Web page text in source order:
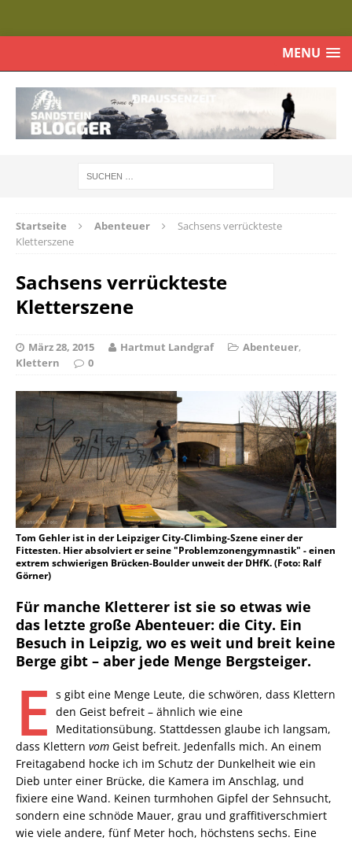
MENU
Startseite Abenteuer
Sachsens verrückteste
Kletterszene
Sachsens verrückteste
Kletterszene
März 28, 2015 Hartmut Landgraf Abenteuer,
Klettern
0
Tom Gehler ist in der Leipziger City-Climbing-Szene einer der
Fittesten. Hier absolviert er seine "Problemzonengymnastik" - einen
extrem schwierigen Brücken-Boulder unweit der DHfK. (Foto: Ralf
Görner)
Für manche Kletterer ist sie so etwas wie
das letzte große Abenteuer: die City. Ein
Besuch in Leipzig, wo es weit und breit keine
Berge gibt – aber jede Menge Bergsteiger.
E s gibt eine Menge Leute, die schwören, dass Klettern
den Geist befreit – ähnlich wie eine
Meditationsübung. Stattdessen glaube ich langsam,
dass Klettern vom Geist befreit. Jedenfalls mich. An einem
Freitagabend hocke ich im Schutz der Dunkelheit wie ein
Dieb unter einer Brücke, die Kamera im Anschlag, und
fixiere eine Wand. Keinen turmhohen Gipfel der Sehnsucht,
sondern eine schnöde Mauer, grau und graffitiverschmiert
wie viele andere, fünf Meter hoch, höchstens sechs. Eine